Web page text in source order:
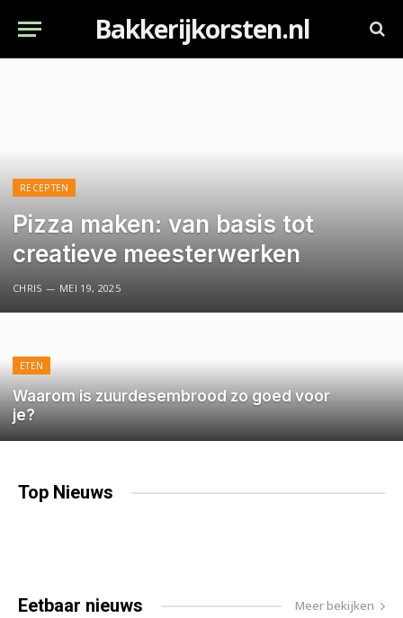
Bakkerijkorsten.nl
RECEPTEN
Pizza maken: van basis tot
creatieve meesterwerken
CHRIS MEI 19, 2025
ETEN
Waarom is zuurdesembrood zo goed voor
je?
Top Nieuws
Eetbaar nieuws Meer bekijken